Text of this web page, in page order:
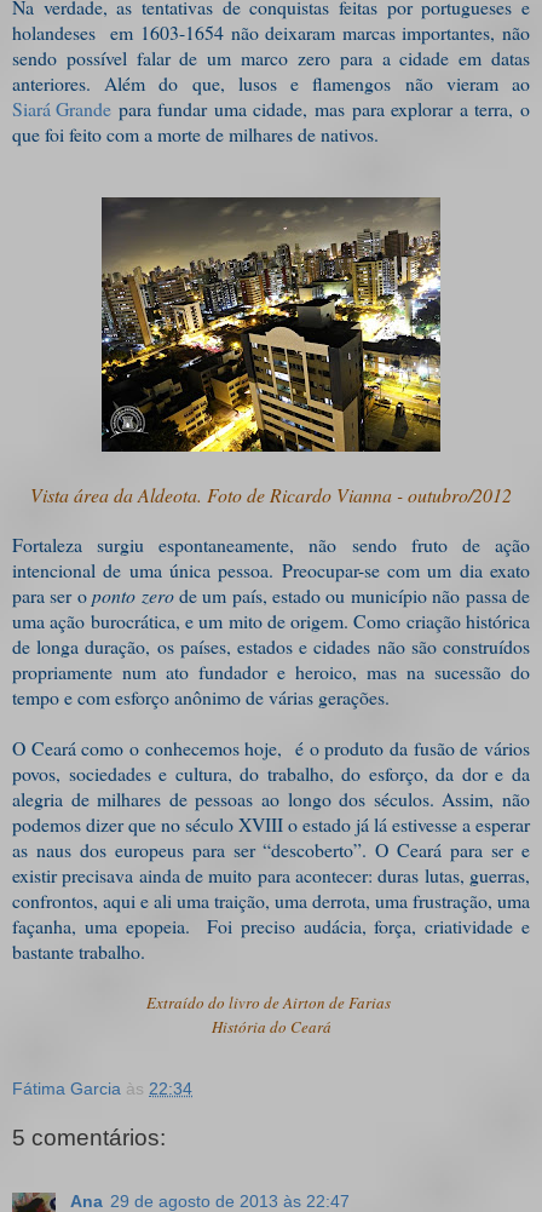
Na verdade, as tentativas de conquistas feitas por portugueses e
holandeses em 1603-1654 não deixaram marcas importantes, não
sendo possível falar de um marco zero para a cidade em datas
anteriores. Além do que, lusos e flamengos não vieram ao
Siará Grande para fundar uma cidade, mas para explorar a terra, o
que foi feito com a morte de milhares de nativos.
Vista área da Aldeota. Foto de Ricardo Vianna - outubro/2012
Fortaleza surgiu espontaneamente, não sendo fruto de ação
intencional de uma única pessoa. Preocupar-se com um dia exato
para ser oponto zerode um país, estado ou município não passa de
uma ação burocrática, e um mito de origem. Como criação histórica
de longa duração, os países, estados e cidades não são construídos
propriamente num ato fundador e heroico, mas na sucessão do
tempo e com esforço anônimo de várias gerações.
O Ceará como o conhecemos hoje, é o produto da fusão de vários
povos, sociedades e cultura, do trabalho, do esforço, da dor e da
alegria de milhares de pessoas ao longo dos séculos. Assim, não
podemos dizer que no século XVIII o estado já lá estivesse a esperar
as naus dos europeus para ser “descoberto”. O Ceará para ser e
existir precisava ainda de muito para acontecer: duras lutas, guerras,
confrontos, aqui e ali uma traição, uma derrota, uma frustração, uma
façanha, uma epopeia.
Foi preciso audácia, força, criatividade e
bastante trabalho.
Extraído do livro de Airton de Farias
História do Ceará
Fátima Garcia às 22:34
5 comentários:
Ana 29 de agosto de 2013 às 22:47